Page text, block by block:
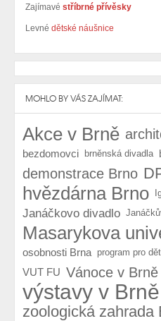
Zajímavé stříbrné přívěsky
Levné dětské náušnice
MOHLO BY VÁS ZAJÍMAT:
Akce v Brně
bezdomovci brněnská divadla
demonstrace Brno
hvězdárna Brno
Janáčkovo divadlo
Masarykova
osobnosti Brna program pro
VUT FU Vánoce v Brně
výstavy v Brně
zoologická zahrada